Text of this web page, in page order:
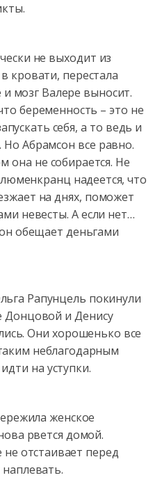
не выходит из
кровати, перестала
мозг Валере выносит.
беременность – это не
себя, а то ведь и
Абрамсон все равно.
она не собирается. Не
надеется, что
на днях, поможет
невесты. А если нет…
обещает деньгами
Рапунцель покинули
Донцовой и Денису
Они хорошенько все
неблагодарным
на уступки.
женское
рвется домой.
отстаивает перед